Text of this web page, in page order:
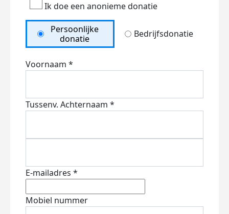
Ik doe een anonieme donatie
Persoonlijke
donatie
Bedrijfsdonatie
Voornaam *
Tussenv. Achternaam *
E-mailadres *
Mobiel nummer